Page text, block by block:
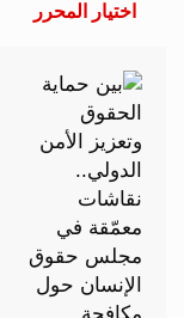
اختيار المحرر